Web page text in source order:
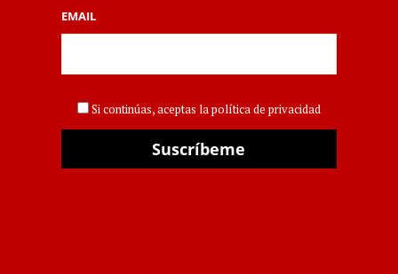
Siente la sensación de
flotar en la piscina más
EMAIL
Si continúas, aceptas la política de privacidad